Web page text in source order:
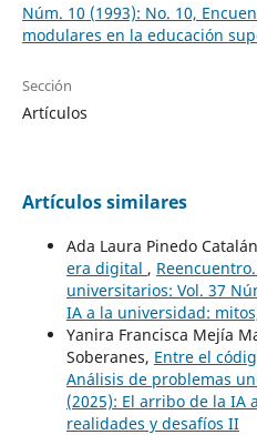
Núm. 10 (1993): No. 10,
modulares en la educación
Sección
Artículos
Artículos similares
Ada Laura Pinedo
era digital ,
universitarios: Vol. 37
IA a la universidad:
Yanira Francisca Mejía
Soberanes, Entre el
Análisis de problemas
(2025): El arribo de la IA
realidades y desafíos II